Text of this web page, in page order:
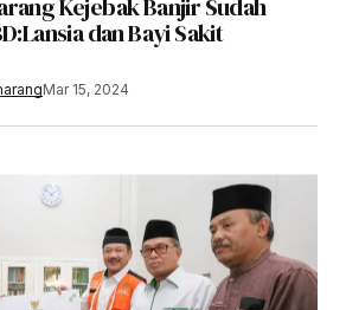
Kejebak Banjir Sudah
dan Bayi Sakit
Mar 15, 2024